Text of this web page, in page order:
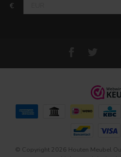
€
© Copyright 2026 Houten Meubel